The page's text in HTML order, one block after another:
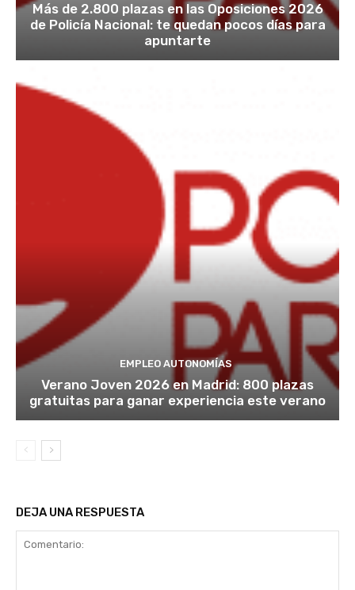
Más de 2.800 plazas en las Oposiciones 2026
de Policía Nacional: te quedan pocos días para
apuntarte
EMPLEO AUTONOMÍAS
Verano Joven 2026 en Madrid: 800 plazas
gratuitas para ganar experiencia este verano
DEJA UNA RESPUESTA